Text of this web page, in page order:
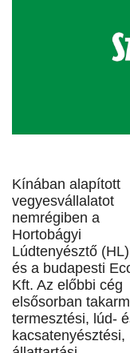
Kínában alapított
vegyesvállalatot
nemrégiben a
Hortobágyi
Lúdtenyésztő
és a budapesti
Kft. Az előbbi cég
elsősorban
termesztési, lúd-
kacsatenyésztési,